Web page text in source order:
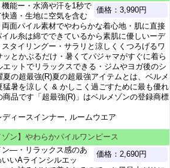
価格：3,990円
機能ー・水滴や汗を1秒で
適・生地に空気を含む
面パイル素材でやわらかな着心地・肌に直接
イル糸は綿でできているから素肌に優しいーデ
タイリングー・サラリと涼しくくつろげるワ
とかぶるだけ・暑くてパジャマがすぐに着ら
ットでリラックスできる・ジムやヨガ後のシ
の超最強(R)夏の超最強アイテムとは、ベルメ
暑を涼しく & かしこく過ごすために最も優れ
品です「超最強(R)」はベルメゾンの登録商標
ィースインナー, ルームウエア
ゾン】やわらかパイルワンピース
価格：2,690円
―・リラックス感のあ
いAラインシルエッ